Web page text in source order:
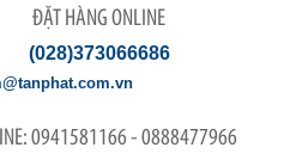
ĐẶT HÀNG ONLINE
(028)373066686
0941581166 - 0888477966